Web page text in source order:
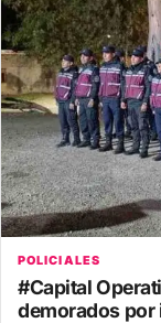
POLICIALES
#Capital
demorados